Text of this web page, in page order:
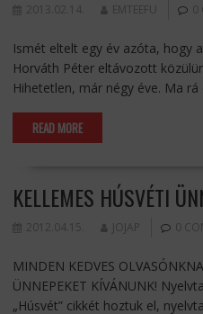
2013.02.14. EMTEEFU 0
Ismét eltelt egy év azóta, hogy
Horváth Péter eltávozott
Hihetetlen, már négy éve. Ma rá
READ MORE
KELLEMES HÚSVÉTI
2012.04.15. JOJAP 0
MINDEN KEDVES
ÜNNEPEKET KÍVÁNUNK!
„Húsvét” cikkét hoztuk el,